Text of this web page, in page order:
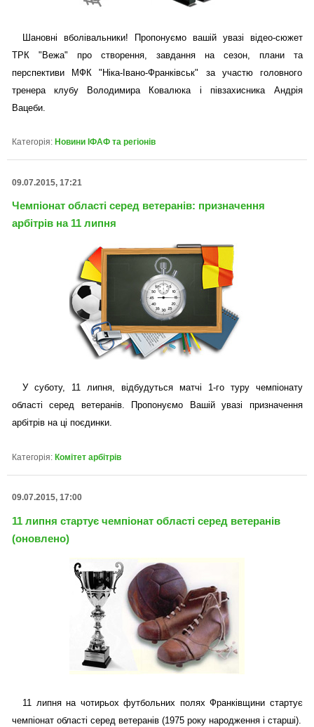
Шановні вболівальники! Пропонуємо вашій увазі відео-сюжет
ТРК "Вежа" про створення, завдання на сезон, плани та
перспективи МФК "Ніка-Івано-Франківськ" за участю головного
тренера клубу Володимира Ковалюка і півзахисника Андрія
Вацеби.
Категорія: Новини ІФАФ та регіонів
09.07.2015, 17:21
Чемпіонат області серед ветеранів: призначення
арбітрів на 11 липня
У суботу, 11 липня, відбудуться матчі 1-го туру чемпіонату
області серед ветеранів. Пропонуємо Вашій увазі призначення
арбітрів на ці поєдинки.
Категорія: Комітет арбітрів
09.07.2015, 17:00
11 липня стартує чемпіонат області серед ветеранів
(оновлено)
11 липня на чотирьох футбольних полях Франківщини стартує
чемпіонат області серед ветеранів (1975 року народження і старші).